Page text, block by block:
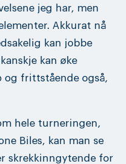
jeg har, men
Akkurat nå
kan jobbe
kan øke
og frittstående også,
hele turneringen,
Biles, kan man se
skrekkinngytende for